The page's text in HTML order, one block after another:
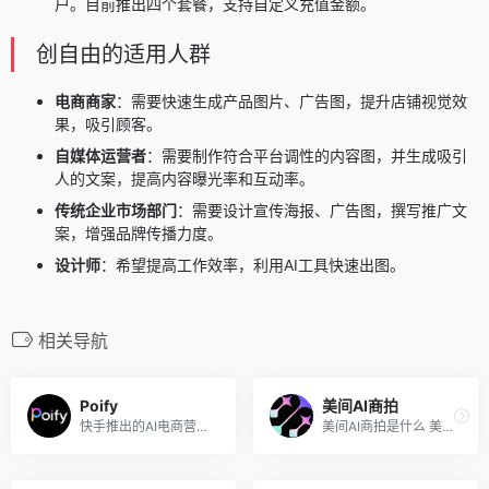
创自由的适用人群
电商商家：需要快速生成产品图片、广告图，提升店铺视觉效
果，吸引顾客。
自媒体运营者：需要制作符合平台调性的内容图，并生成吸引
人的文案，提高内容曝光率和互动率。
传统企业市场部门：需要设计宣传海报、广告图，撰写推广文
案，增强品牌传播力度。
设计师：希望提高工作效率，利用AI工具快速出图。
相关导航
Poify
快手推出的AI电商营销工具
美间AI商拍
美间AI商拍是什么 美间AI商拍...